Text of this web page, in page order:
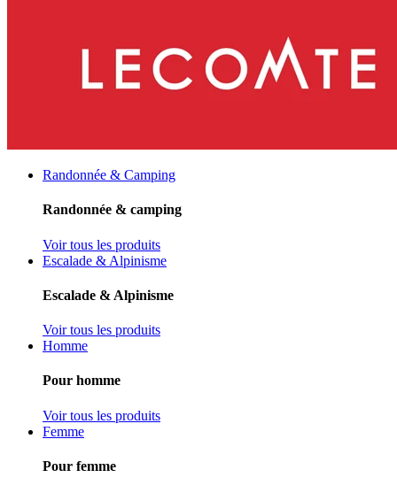
Randonnée & Camping
Randonnée & camping
Voir tous les produits
Escalade & Alpinisme
Escalade & Alpinisme
Voir tous les produits
Homme
Pour homme
Voir tous les produits
Femme
Pour femme